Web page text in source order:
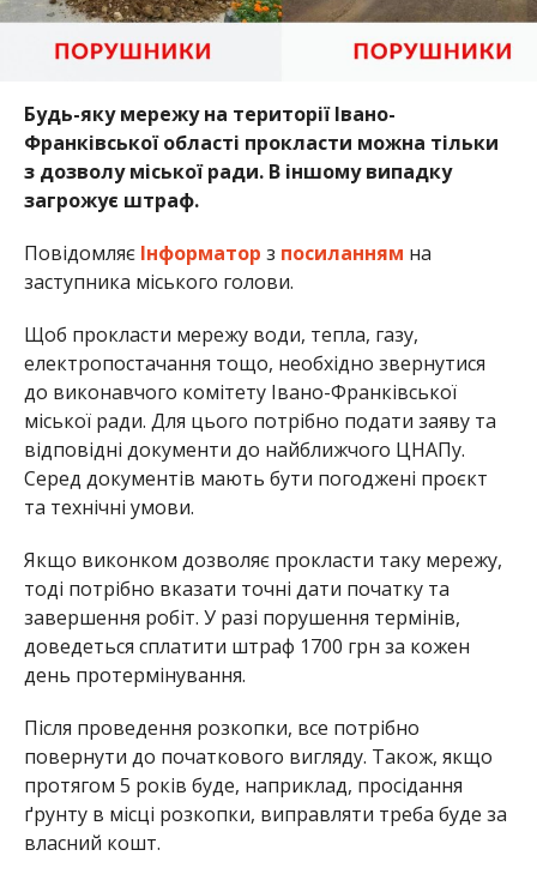
Будь-яку мережу на території Івано-
Франківської області прокласти можна тільки
з дозволу міської ради. В іншому випадку
загрожує штраф.
Повідомляє Інформатор з посиланням на
заступника міського голови.
Щоб прокласти мережу води, тепла, газу,
електропостачання тощо, необхідно звернутися
до виконавчого комітету Івано-Франківської
міської ради. Для цього потрібно подати заяву та
відповідні документи до найближчого ЦНАПу.
Серед документів мають бути погоджені проєкт
та технічні умови.
Якщо виконком дозволяє прокласти таку мережу,
тоді потрібно вказати точні дати початку та
завершення робіт. У разі порушення термінів,
доведеться сплатити штраф 1700 грн за кожен
день протермінування.
Після проведення розкопки, все потрібно
повернути до початкового вигляду. Також, якщо
протягом 5 років буде, наприклад, просідання
ґрунту в місці розкопки, виправляти треба буде за
власний кошт.